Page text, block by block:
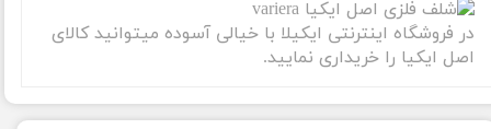
در فروشگاه اینترنتی ایکیلا با خیالی آسوده میتوانید کالای
اصل ایکیا را خریداری نمایید.